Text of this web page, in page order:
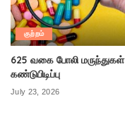
குற்றம்
625 வகை போலி மருந்துகள்
கண்டுபிடிப்பு
July 23, 2026